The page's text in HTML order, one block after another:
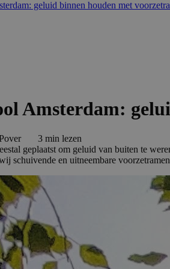
geluid binnen houden met
Amsterdam:
3 min lezen
geplaatst om geluid van buiten te
schuivende en uitneembare